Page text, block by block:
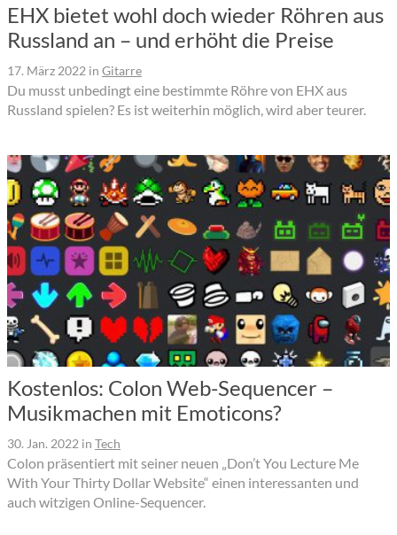
EHX bietet wohl doch wieder Röhren aus
Russland an – und erhöht die Preise
17. März 2022 in Gitarre
Du musst unbedingt eine bestimmte Röhre von EHX aus
Russland spielen? Es ist weiterhin möglich, wird aber teurer.
Kostenlos: Colon Web-Sequencer –
Musikmachen mit Emoticons?
30. Jan. 2022 in Tech
Colon präsentiert mit seiner neuen „Don’t You Lecture Me
With Your Thirty Dollar Website“ einen interessanten und
auch witzigen Online-Sequencer.